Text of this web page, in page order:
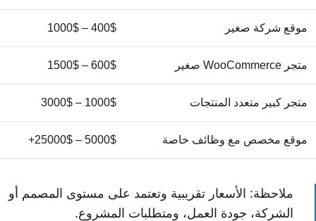
موقع شركة صغير 400$ – 1000$
متجر WooCommerce صغير 600$ – 1500$
متجر كبير متعدد المنتجات 1000$ – 3000$
موقع مخصص مع وظائف خاصة 5000$ – 25000$+
ملاحظة: الأسعار تقريبية وتعتمد على مستوى المصمم أو
الشركة، جودة العمل، ومتطلبات المشروع.